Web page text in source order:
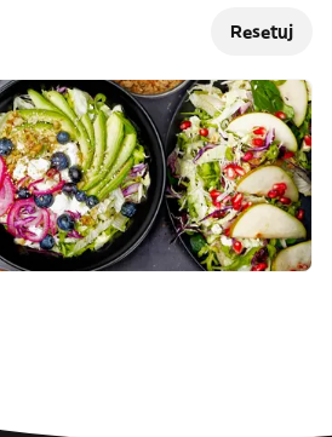
Resetuj